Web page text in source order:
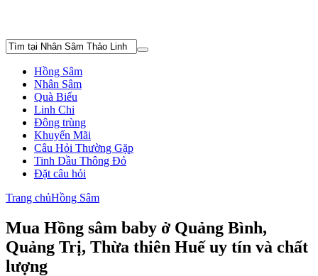
Hồng Sâm
Nhân Sâm
Quà Biếu
Linh Chi
Đông trùng
Khuyến Mãi
Câu Hỏi Thường Gặp
Tinh Dầu Thông Đỏ
Đặt câu hỏi
Trang chủHồng Sâm
Mua Hồng sâm baby ở Quảng Bình,
Quảng Trị, Thừa thiên Huế uy tín và chất
lượng